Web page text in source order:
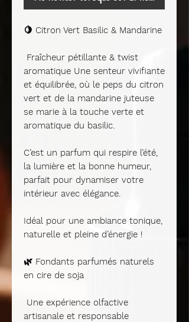
🍋 Citron Vert Basilic & Mandarine
Fraîcheur pétillante & twist
aromatique Une senteur vivifiante
et équilibrée, où le peps du citron
vert et de la mandarine juteuse
se marie à la touche verte et
aromatique du basilic
C’est un parfum qui respire l’été,
la lumière et la bonne humeur,
parfait pour dynamiser votre
intérieur avec élégance.
Idéal pour une ambiance tonique,
naturelle et pleine d’énergie !
🌿 Fondants parfumés naturels
en cire de soja
Une expérience olfactive
artisanale et responsable